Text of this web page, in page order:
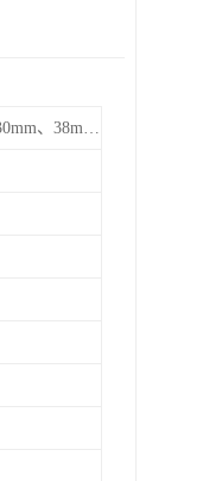
常见孔径有25mm×25mm、30mm×30mm、38mm×38mm等,